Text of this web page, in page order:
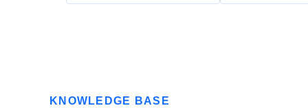
KNOWLEDGE BASE